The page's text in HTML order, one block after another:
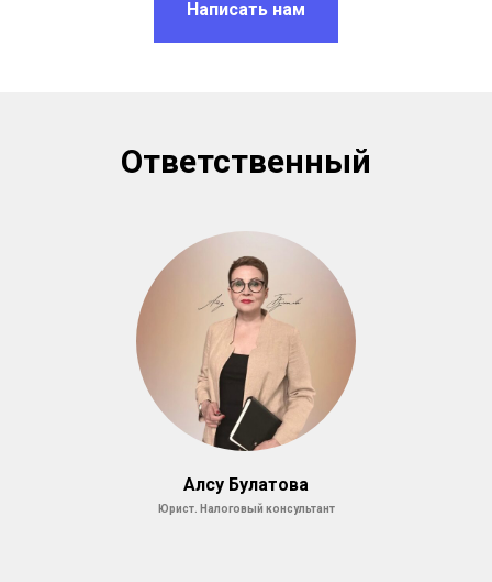
Написать нам
Ответственный
Алсу Булатова
Юрист. Налоговый консультант